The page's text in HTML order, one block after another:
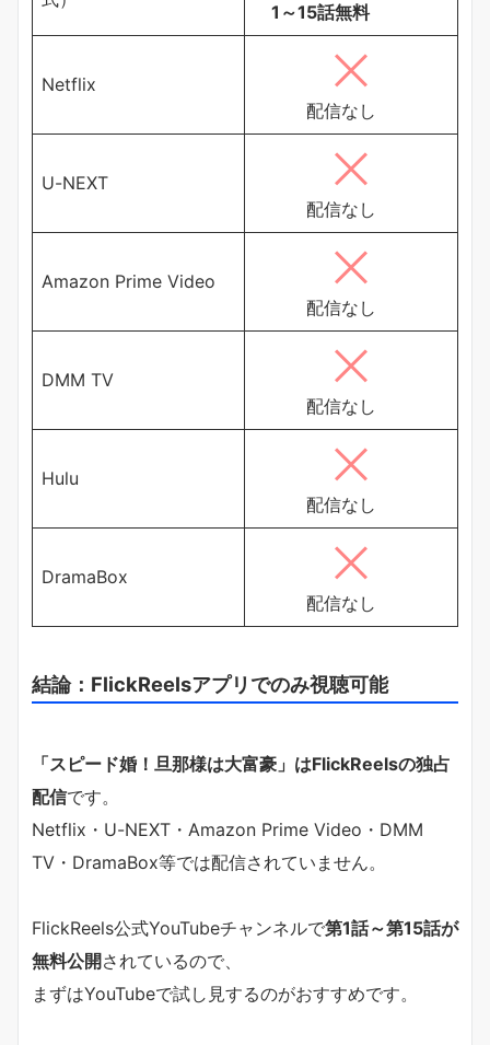
1～15話無料
Netflix
配信なし
U-NEXT
配信なし
Amazon Prime Video
配信なし
DMM TV
配信なし
Hulu
配信なし
DramaBox
配信なし
結論：FlickReelsアプリでのみ視聴可能
「スピード婚！旦那様は大富豪」はFlickReelsの独占
配信です。
Netflix・U-NEXT・Amazon Prime Video・DMM
TV・DramaBox等では配信されていません。
FlickReels公式YouTubeチャンネルで第1話～第15話が
無料公開されているので、
まずはYouTubeで試し見するのがおすすめです。